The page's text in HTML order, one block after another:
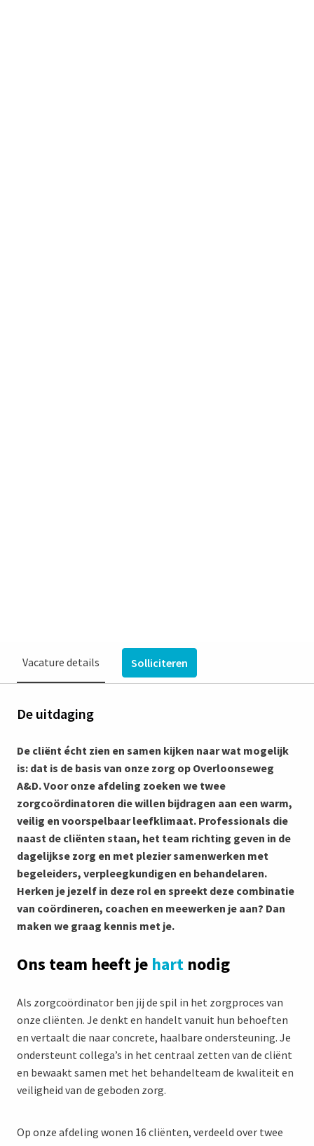
Vacature details Solliciteren
De uitdaging
De cliënt écht zien en samen kijken naar wat mogelijk
is: dat is de basis van onze zorg op Overloonseweg
A&D. Voor onze afdeling zoeken we twee
zorgcoördinatoren die willen bijdragen aan een warm,
veilig en voorspelbaar leefklimaat. Professionals die
naast de cliënten staan, het team richting geven in de
dagelijkse zorg en met plezier samenwerken met
begeleiders, verpleegkundigen en behandelaren.
Herken je jezelf in deze rol en spreekt deze combinatie
van coördineren, coachen en meewerken je aan? Dan
maken we graag kennis met je.
Ons team heeft je hart nodig
Als zorgcoördinator ben jij de spil in het zorgproces van
onze cliënten. Je denkt en handelt vanuit hun behoeften
en vertaalt die naar concrete, haalbare ondersteuning. Je
ondersteunt collega’s in het centraal zetten van de cliënt
en bewaakt samen met het behandelteam de kwaliteit en
veiligheid van de geboden zorg.
Op onze afdeling wonen 16 cliënten, verdeeld over twee